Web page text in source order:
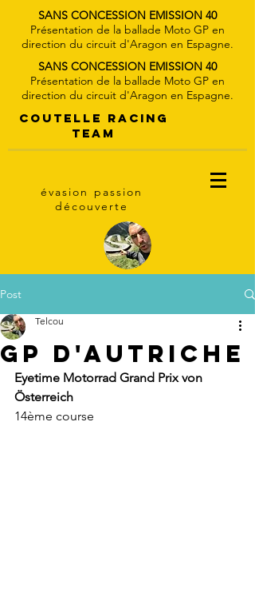
SANS CONCESSION EMISSION 40
Présentation de la ballade Moto GP en
direction du circuit d'Aragon en Espagne.
SANS CONCESSION EMISSION 40
Présentation de la ballade Moto GP en
direction du circuit d'Aragon en Espagne.
coutelle racing
team
évasion passion
découverte
Post
GP d'Autriche
Telcou
Eyetime Motorrad Grand Prix von
Österreich
14ème course